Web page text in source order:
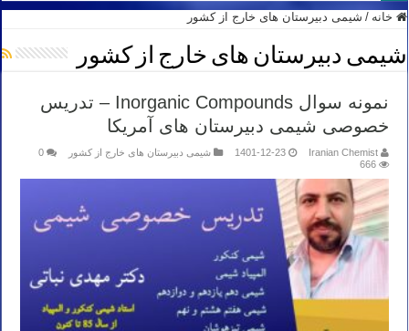
خانه / شیمی دبیرستان های خارج از کشور
شیمی دبیرستان های خارج از کشور
نمونه سوال Inorganic Compounds – تدریس
خصوصی شیمی دبیرستان های آمریکا
Iranian Chemist
1401-12-23 شیمی دبیرستان های خارج از کشور
0
666